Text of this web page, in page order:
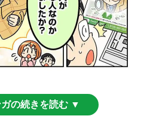
の続きを読む ▼